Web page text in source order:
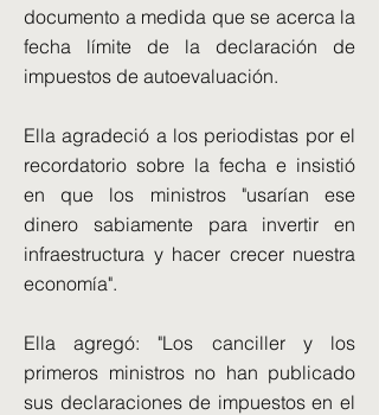
documento a medida que se acerca la
fecha límite de la declaración de
impuestos de autoevaluación.
Ella agradeció a los periodistas por el
recordatorio sobre la fecha e insistió
en que los ministros "usarían ese
dinero sabiamente para invertir en
infraestructura y hacer crecer nuestra
economía".
Ella agregó: "Los canciller y los
primeros ministros no han publicado
sus declaraciones de impuestos en el